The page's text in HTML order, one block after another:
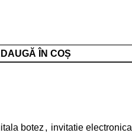
ÎN COȘ
botez , invitatie electronica